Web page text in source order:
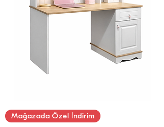
Mağazada Özel İndirim